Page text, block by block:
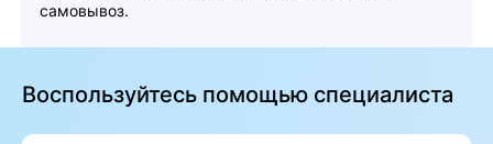
самовывоз.
Воспользуйтесь помощью специалиста